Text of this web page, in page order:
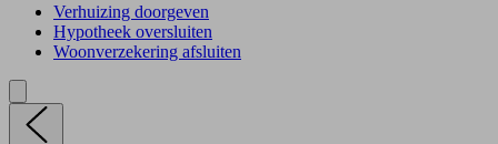
Verhuizing doorgeven
Hypotheek oversluiten
Woonverzekering afsluiten